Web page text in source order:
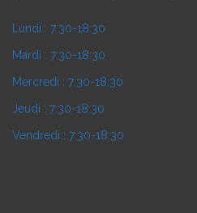
Lundi : 7:30-18:30
Mardi : 7:30-18:30
Mercredi : 7:30-18:30
Jeudi : 7:30-18:30
Vendredi : 7:30-18:30